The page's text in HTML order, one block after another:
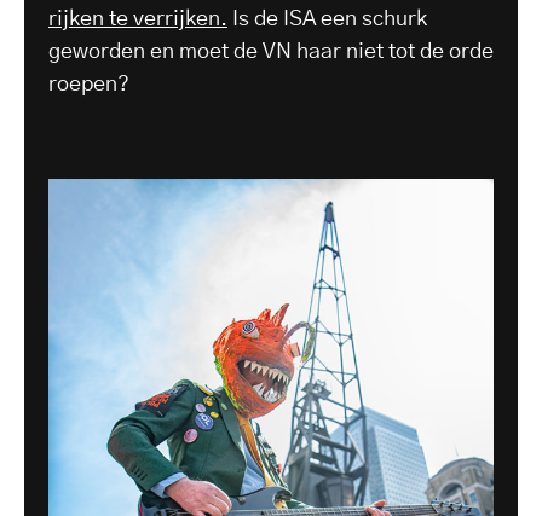
rijken te verrijken. Is de ISA een schurk
geworden en moet de VN haar niet tot de orde
roepen?